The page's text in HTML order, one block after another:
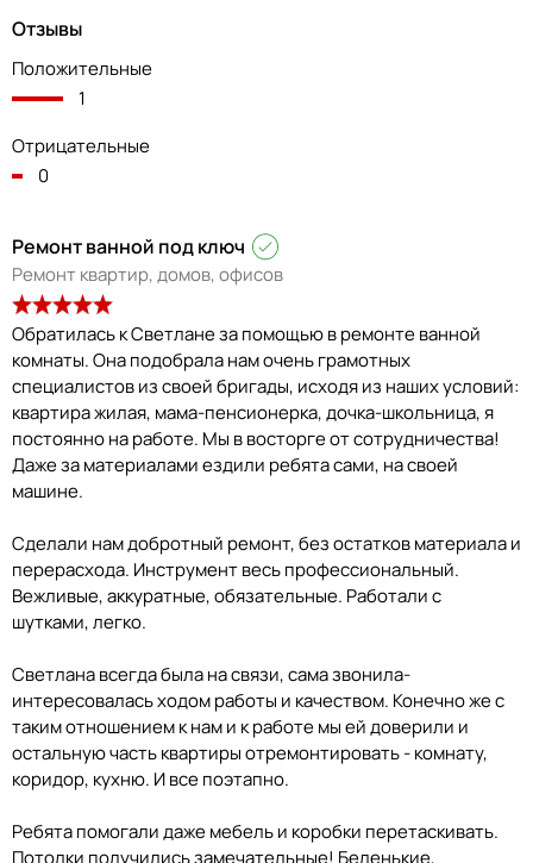
Отзывы
Положительные
1
Отрицательные
0
Ремонт ванной под ключ
Ремонт квартир, домов, офисов
Обратилась к Светлане за помощью в ремонте ванной
комнаты. Она подобрала нам очень грамотных
специалистов из своей бригады, исходя из наших условий:
квартира жилая, мама-пенсионерка, дочка-школьница, я
постоянно на работе. Мы в восторге от сотрудничества!
Даже за материалами ездили ребята сами, на своей
машине.
Сделали нам добротный ремонт, без остатков материала и
перерасхода. Инструмент весь профессиональный.
Вежливые, аккуратные, обязательные. Работали с
шутками, легко.
Светлана всегда была на связи, сама звонила-
интересовалась ходом работы и качеством. Конечно же с
таким отношением к нам и к работе мы ей доверили и
остальную часть квартиры отремонтировать - комнату,
коридор, кухню. И все поэтапно.
Ребята помогали даже мебель и коробки перетаскивать.
Потолки получились замечательные! Беленькие,